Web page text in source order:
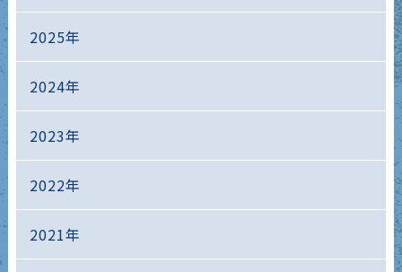
2025年
2024年
2023年
2022年
2021年